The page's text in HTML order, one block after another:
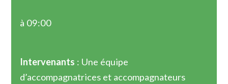
à 09:00
Intervenants : Une équipe
d’accompagnatrices et accompagnateurs